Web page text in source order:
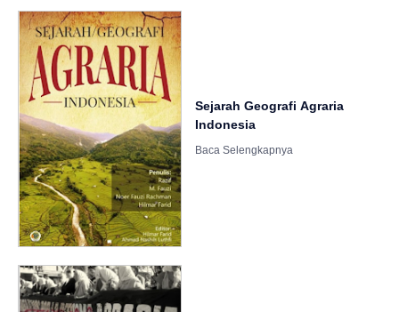
Sejarah Geografi Agraria
Indonesia